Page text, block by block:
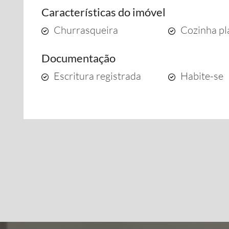
Características do imóvel
Churrasqueira Cozinha
Documentação
Escritura registrada Habite-se